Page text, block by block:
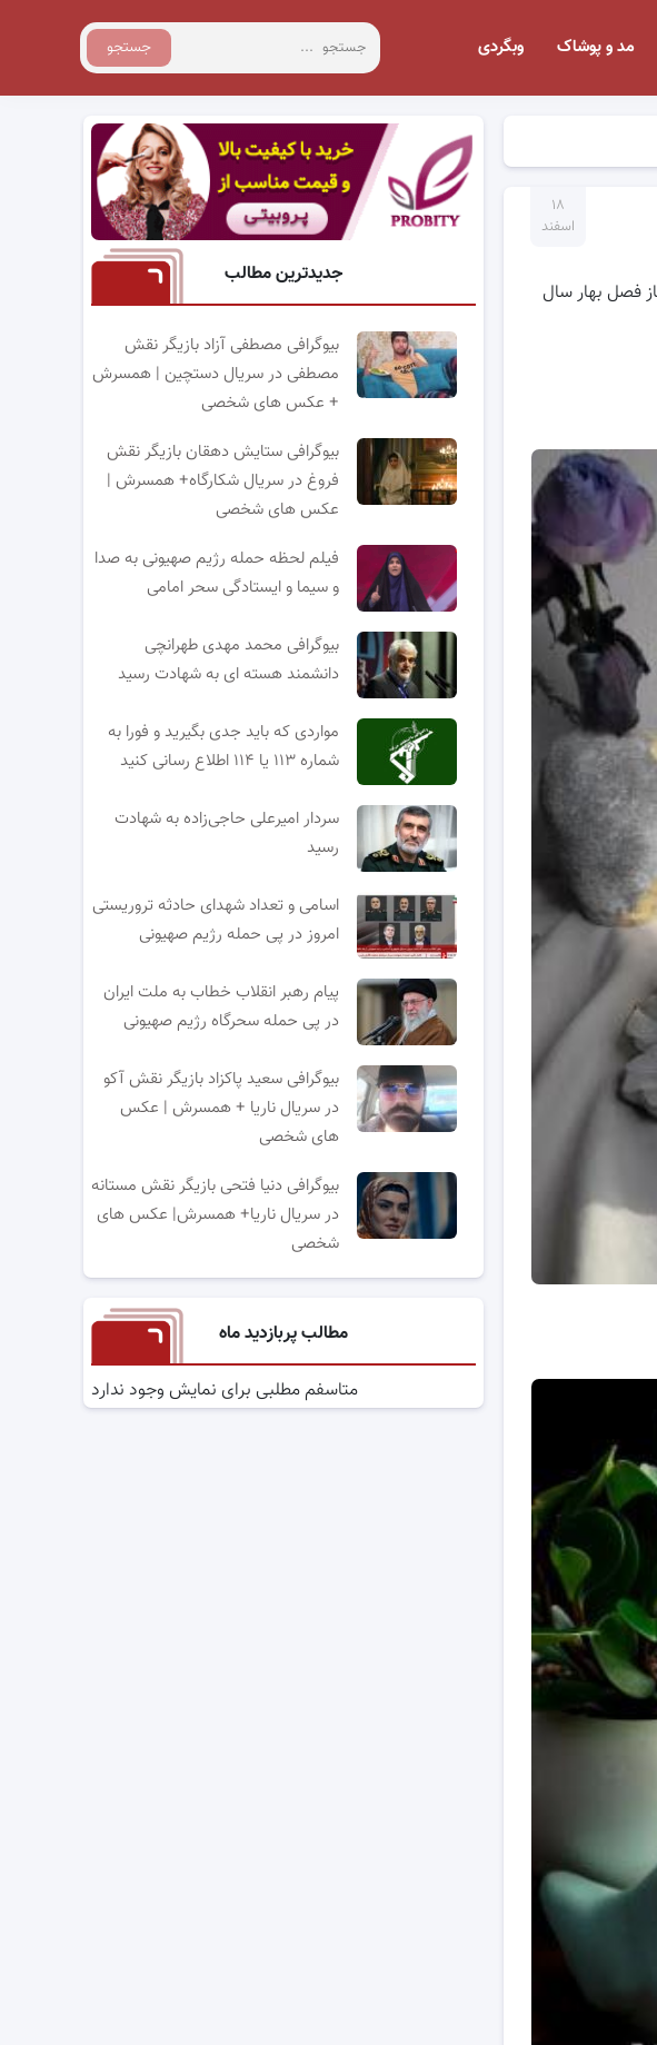
جستجو مد و پوشاک وبگردی
۱۸
اسفند
با آغاز فصل بهار سال
جدیدترین مطالب
بیوگرافی مصطفی آزاد بازیگر نقش
مصطفی در سریال دستچین | همسرش
+ عکس های شخصی
بیوگرافی ستایش دهقان بازیگر نقش
فروغ در سریال شکارگاه+ همسرش |
عکس های شخصی
فیلم لحظه حمله رژیم صهیونی به صدا
و سیما و ایستادگی سحر امامی
بیوگرافی محمد مهدی طهرانچی
دانشمند هسته ای به شهادت رسید
مواردی که باید جدی بگیرید و فورا به
شماره ۱۱۳ یا ۱۱۴ اطلاع رسانی کنید
سردار امیرعلی حاجی‌زاده به شهادت
رسید
اسامی و تعداد شهدای حادثه تروریستی
امروز در پی حمله رژیم صهیونی
پیام رهبر انقلاب خطاب به ملت ایران
در پی حمله سحرگاه رژیم صهیونی
بیوگرافی سعید پاکزاد بازیگر نقش آکو
در سریال ناریا + همسرش | عکس
های شخصی
بیوگرافی دنیا فتحی بازیگر نقش مستانه
در سریال ناریا+ همسرش| عکس های
شخصی
مطالب پربازدید ماه
متاسفم مطلبی برای نمایش وجود ندارد